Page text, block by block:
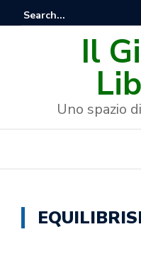
Il
Uno spazio